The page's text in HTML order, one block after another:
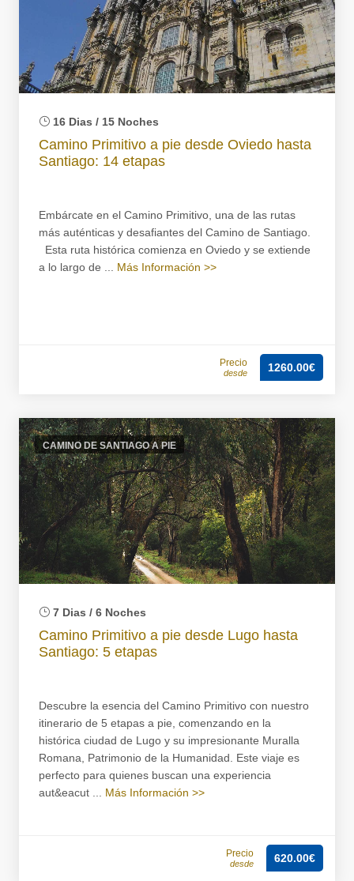
16 Dias / 15 Noches
Camino Primitivo a pie desde Oviedo hasta
Santiago: 14 etapas
Embárcate en el Camino Primitivo, una de las rutas
más auténticas y desafiantes del Camino de Santiago.
Esta ruta histórica comienza en Oviedo y se extiende
a lo largo de ... Más Información >>
Precio
desde 1260.00€
CAMINO DE SANTIAGO A PIE
7 Dias / 6 Noches
Camino Primitivo a pie desde Lugo hasta
Santiago: 5 etapas
Descubre la esencia del Camino Primitivo con nuestro
itinerario de 5 etapas a pie, comenzando en la
histórica ciudad de Lugo y su impresionante Muralla
Romana, Patrimonio de la Humanidad. Este viaje es
perfecto para quienes buscan una experiencia
aut&eacut ... Más Información >>
Precio
desde 620.00€